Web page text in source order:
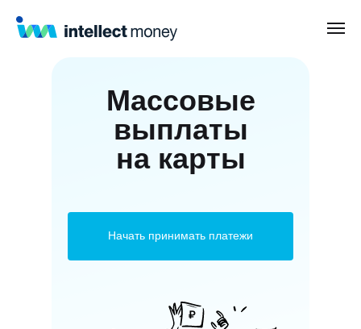
Массовые
выплаты
на карты
Начать принимать платежи